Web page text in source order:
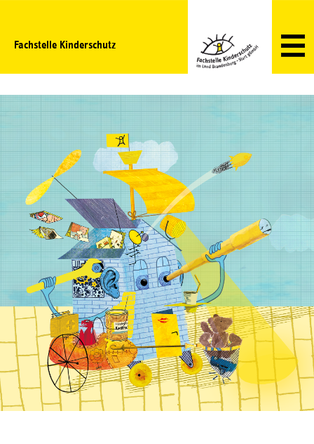
Fachstelle Kinderschutz